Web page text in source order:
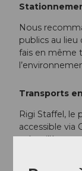
Nous
publics au
fais en même
Transports
Rigi Staffel, le
accessible via
crémaillère.